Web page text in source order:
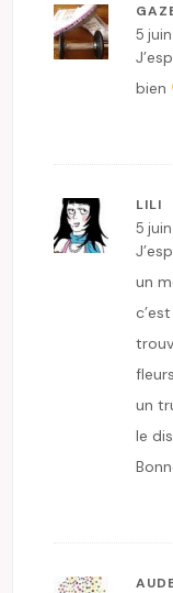
5
bien
LILI
5
un
un
le